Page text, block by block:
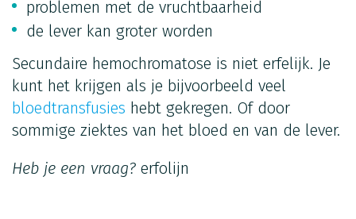
problemen met de vruchtbaarheid
de lever kan groter worden
Secundaire hemochromatose is niet erfelijk. Je
kunt het krijgen als je bijvoorbeeld veel
bloedtransfusies hebt gekregen. Of door
sommige ziektes van het bloed en van de lever.
Heb je een vraag? erfolijn